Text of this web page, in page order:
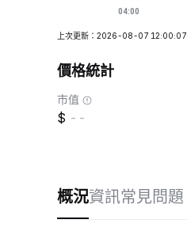
上次更新：2026-08-07 12:00:07
價格統計
市值
--
概況資訊常見問題